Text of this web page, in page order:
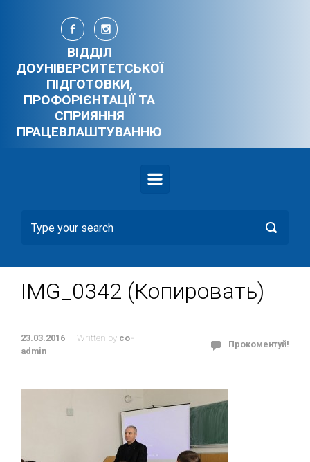
Skip to main content
ВІДДІЛ
ДОУНІВЕРСИТЕТСЬКОЇ
ПІДГОТОВКИ,
ПРОФОРІЄНТАЦІЇ ТА
СПРИЯННЯ
ПРАЦЕВЛАШТУВАННЮ
IMG_0342 (Копировать)
23.03.2016 Written by co-
admin
Прокоментуй!